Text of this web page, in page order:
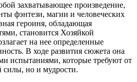
захватывающее произведение,
фэнтези, магии и человеческих
героиня, обладающая
становится Хозяйкой
на нее определенные
В ходе развития сюжета она
испытаниями, которые требуют от
силы, но и мудрости.